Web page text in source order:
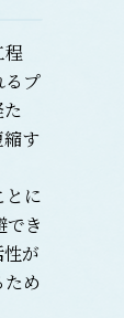
るプ
す
とに
き
が
め